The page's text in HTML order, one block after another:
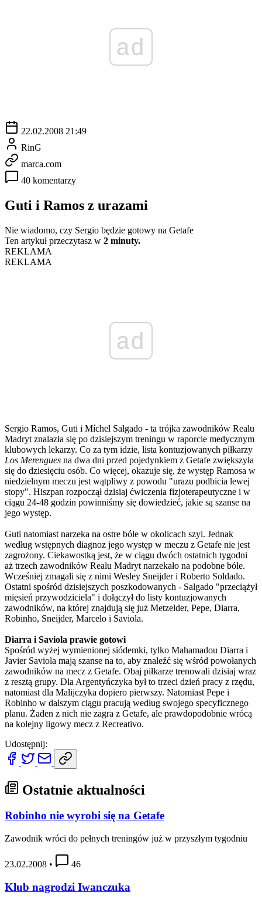
ad
22.02.2008 21:49
RinG
marca.com
40 komentarzy
Guti i Ramos z urazami
Nie wiadomo, czy Sergio będzie gotowy na Getafe
Ten artykuł przeczytasz w 2 minuty.
REKLAMA
REKLAMA
ad
Sergio Ramos, Guti i Míchel Salgado - ta trójka zawodników Realu
Madryt znalazła się po dzisiejszym treningu w raporcie medycznym
klubowych lekarzy. Co za tym idzie, lista kontuzjowanych piłkarzy
Los Merengues na dwa dni przed pojedynkiem z Getafe zwiększyła
się do dziesięciu osób. Co więcej, okazuje się, że występ Ramosa w
niedzielnym meczu jest wątpliwy z powodu "urazu podbicia lewej
stopy". Hiszpan rozpoczął dzisiaj ćwiczenia fizjoterapeutyczne i w
ciągu 24-48 godzin powinniśmy się dowiedzieć, jakie są szanse na
jego występ.
Guti natomiast narzeka na ostre bóle w okolicach szyi. Jednak
według wstępnych diagnoz jego występ w meczu z Getafe nie jest
zagrożony. Ciekawostką jest, że w ciągu dwóch ostatnich tygodni
aż trzech zawodników Realu Madryt narzekało na podobne bóle.
Wcześniej zmagali się z nimi Wesley Sneijder i Roberto Soldado.
Ostatni spośród dzisiejszych poszkodowanych - Salgado "przeciążył
mięsień przywodziciela" i dołączył do listy kontuzjowanych
zawodników, na której znajdują się już Metzelder, Pepe, Diarra,
Robinho, Sneijder, Marcelo i Saviola.
Diarra i Saviola prawie gotowi
Spośród wyżej wymienionej siódemki, tylko Mahamadou Diarra i
Javier Saviola mają szanse na to, aby znaleźć się wśród powołanych
zawodników na mecz z Getafe. Obaj piłkarze trenowali dzisiaj wraz
z resztą grupy. Dla Argentyńczyka był to trzeci dzień pracy z rzędu,
natomiast dla Malijczyka dopiero pierwszy. Natomiast Pepe i
Robinho w dalszym ciągu pracują według swojego specyficznego
planu. Żaden z nich nie zagra z Getafe, ale prawdopodobnie wrócą
na kolejny ligowy mecz z Recreativo.
Udostępnij:
Ostatnie aktualności
Robinho nie wyrobi się na Getafe
Zawodnik wróci do pełnych treningów już w przyszłym tygodniu
23.02.2008 • 46
Klub nagrodzi Iwanczuka